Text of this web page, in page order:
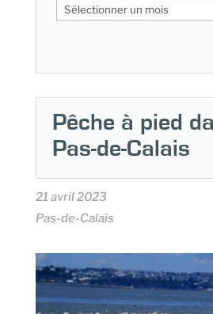
Archives
Pêche à pied
Pas-de-Calais
21 avril 2023
Pas-de-Calais